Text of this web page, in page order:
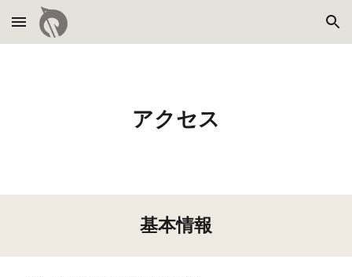
Skip to main content Skip to navigation
アクセス
基本情報